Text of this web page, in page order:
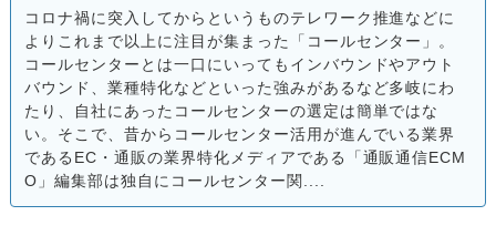
コロナ禍に突入してからというものテレワーク推進などに
よりこれまで以上に注目が集まった「コールセンター」。
コールセンターとは一口にいってもインバウンドやアウト
バウンド、業種特化などといった強みがあるなど多岐にわ
たり、自社にあったコールセンターの選定は簡単ではな
い。そこで、昔からコールセンター活用が進んでいる業界
であるEC・通販の業界特化メディアである「通販通信ECM
O」編集部は独自にコールセンター関....